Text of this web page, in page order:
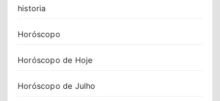
historia
Horóscopo
Horóscopo de Hoje
Horóscopo de Julho